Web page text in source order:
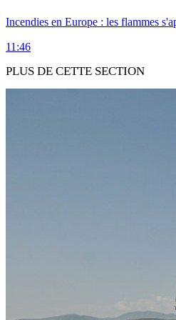
Incendies en Europe : les flammes
11:46
PLUS DE CETTE SECTION